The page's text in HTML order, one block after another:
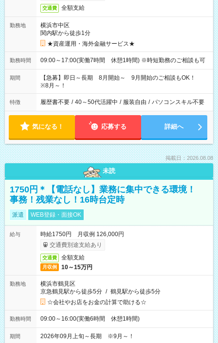
交通費 全額支給
勤務地
横浜市中区
関内駅から徒歩1分
★資産運用・海外金融サービス★
勤務時間 09:00～17:00(実働7時間 休憩1時間) ※時短勤務のご相談も可
期間
【急募】即日～長期 8月開始～ 9月開始のご相談もOK！
※8月～！
特徴 履歴書不要 / 40～50代活躍中 / 服装自由 / パソコンスキル不要
気になる！ 応募する 詳細へ
掲載日：2026.08.08
未読
1750円＊【電話なし】業務に集中できる環境！
事務！残業なし！16時台定時
派遣 WEB登録・面接OK
給与
時給1750円 月収例 126,000円
交通費別途支給あり
交通費 全額支給
月収例 10～15万円
勤務地
横浜市鶴見区
京急鶴見駅から徒歩5分 / 鶴見駅から徒歩5分
☆会社やお店をお金の計算で助ける☆
勤務時間 09:00～16:00(実働6時間 休憩1時間)
期間 2026年09月上旬～長期 ※9月～！